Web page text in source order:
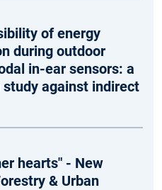
of energy
during outdoor
in-ear sensors: a
against indirect
hearts" - New
& Urban